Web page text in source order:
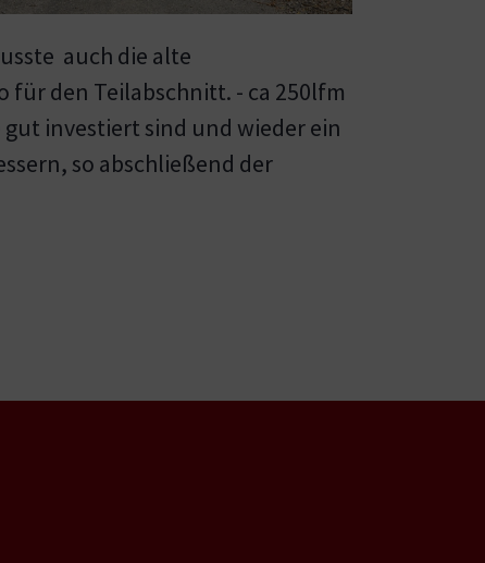
auch die alte
für den Teilabschnitt. - ca 250lfm
investiert sind und wieder ein
so abschließend der